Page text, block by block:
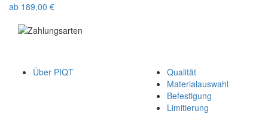
ab 189,00 €
Über PIQT
Qualität
Materialauswahl
Befestigung
Limitierung